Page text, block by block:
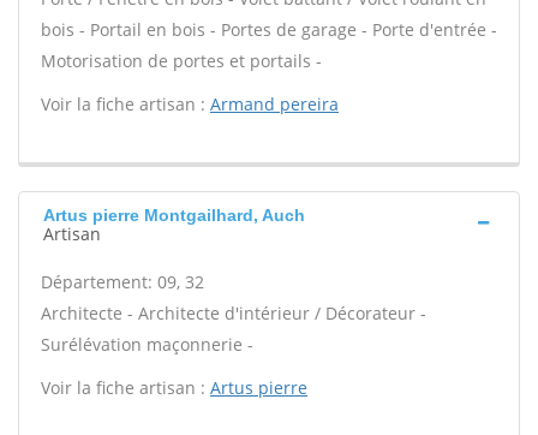
bois - Portail en bois - Portes de garage - Porte d'entrée -
Motorisation de portes et portails -
Voir la fiche artisan : Armand pereira
Artus pierre Montgailhard, Auch
Artisan
Département: 09, 32
Architecte - Architecte d'intérieur / Décorateur -
Surélévation maçonnerie -
Voir la fiche artisan : Artus pierre